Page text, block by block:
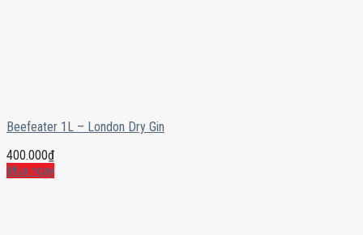
Beefeater 1L – London Dry Gin
400.000₫
Mua ngay